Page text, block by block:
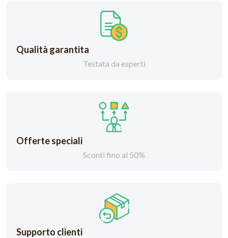
Qualità garantita
Testata da esperti
Offerte speciali
Sconti fino al 50%
Supporto clienti